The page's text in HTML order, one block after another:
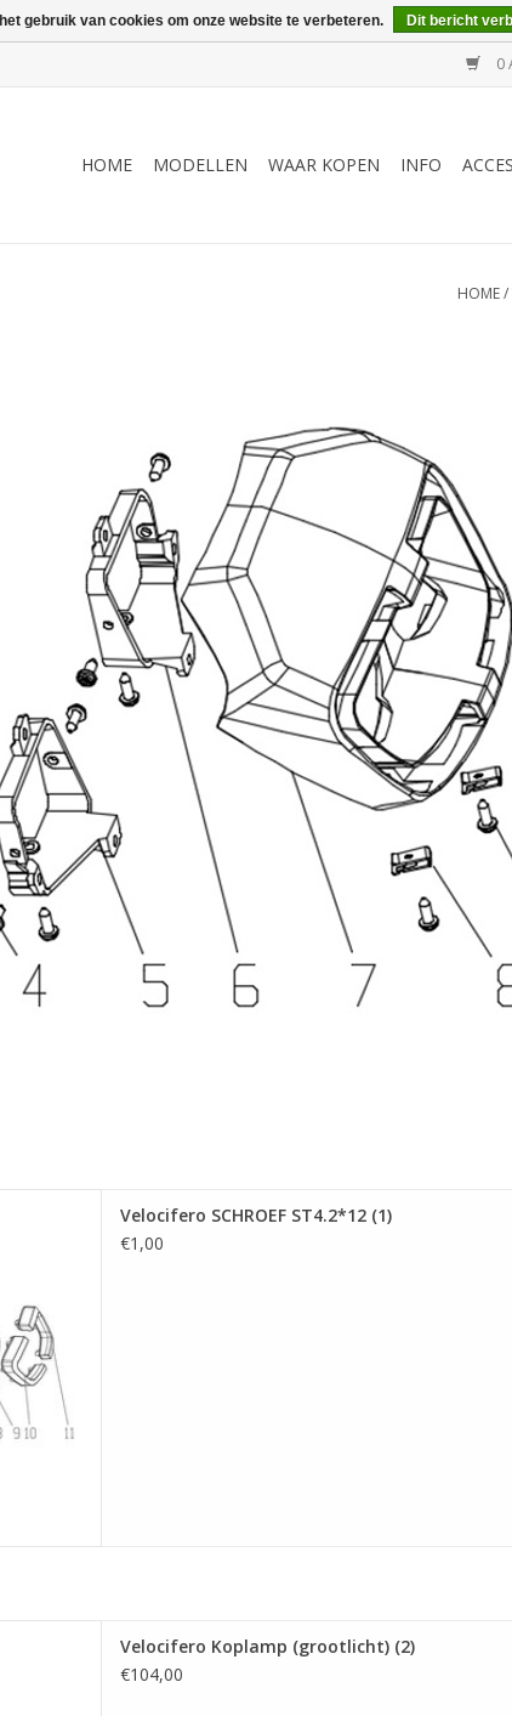
0
HOME MODELLEN WAAR KOPEN INFO
HOME/
Velocifero SCHROEF ST4.2*12 (1)
€1,00
Velocifero Koplamp (grootlicht) (2)
€104,00
gebruik van cookies om onze website te verbeteren. Dit bericht